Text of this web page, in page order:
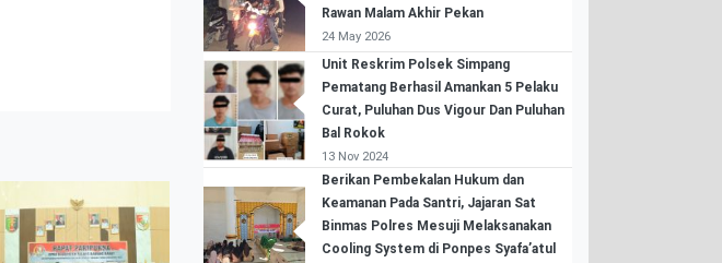
Rawan Malam Akhir Pekan
24 May 2026
Unit Reskrim Polsek Simpang
Pematang Berhasil Amankan 5 Pelaku
Curat, Puluhan Dus Vigour Dan Puluhan
Bal Rokok
13 Nov 2024
Berikan Pembekalan Hukum dan
Keamanan Pada Santri, Jajaran Sat
Binmas Polres Mesuji Melaksanakan
Cooling System di Ponpes Syafa’atul